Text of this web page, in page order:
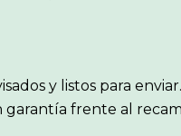
y listos para
frente al